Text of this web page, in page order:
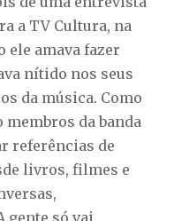
a TV Cultura, na
ele amava fazer
nítido nos seus
da música. Como
membros da banda
referências de
livros, filmes e